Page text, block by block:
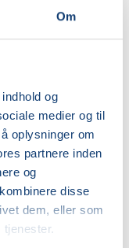
Om
og
medier og til
oplysninger om
partnere inden
og
disse
dem, eller som